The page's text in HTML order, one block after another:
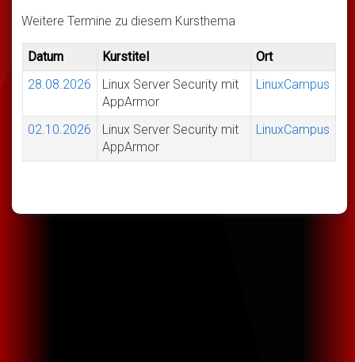
Weitere Termine zu diesem Kursthema
Datum Kurstitel
Ort
28.08.2026
Linux Server Security mit
AppArmor
LinuxCampus
02.10.2026
Linux Server Security mit
AppArmor
LinuxCampus